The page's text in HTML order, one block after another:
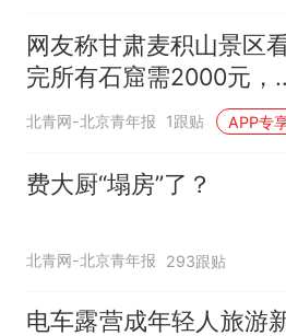
网友称甘肃麦积山景区
完所有石窟需2000元，
区：部分石窟受特别保
北青网-北京青年报 1跟贴 APP专
费大厨“塌房”了？
北青网-北京青年报 293跟贴
电车露营成年轻人旅游